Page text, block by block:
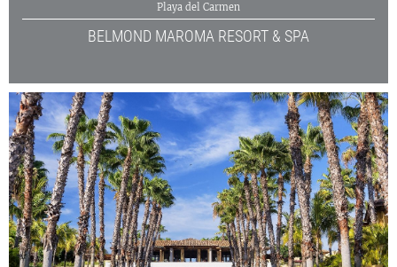
Playa del Carmen
BELMOND MAROMA RESORT & SPA